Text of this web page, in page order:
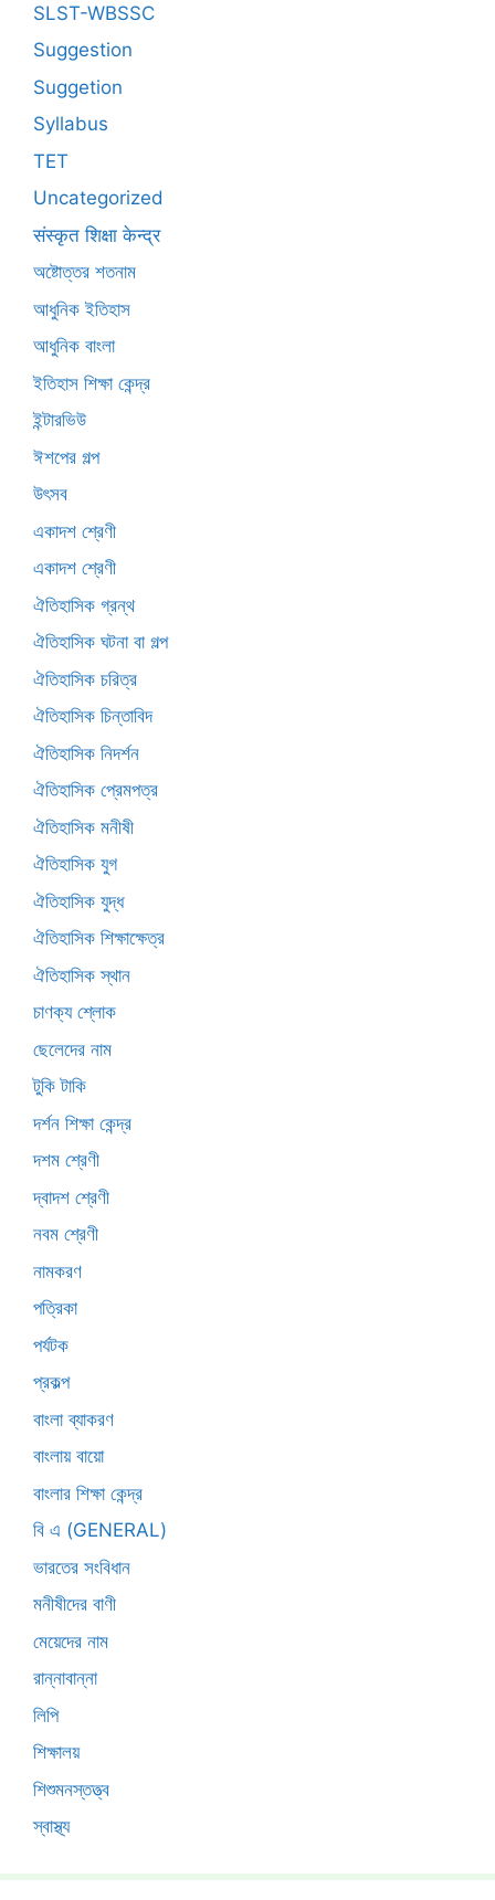
SLST-WBSSC
Suggestion
Suggetion
Syllabus
TET
Uncategorized
संस्कृत शिक्षा केन्द्र
অষ্টোত্তর শতনাম
আধুনিক ইতিহাস
আধুনিক বাংলা
ইতিহাস শিক্ষা কেন্দ্র
ইন্টারভিউ
ঈশপের গল্প
উৎসব
একাদশ শ্রেণী
একাদশ শ্রেণী
ঐতিহাসিক গ্রন্থ
ঐতিহাসিক ঘটনা বা গল্প
ঐতিহাসিক চরিত্র
ঐতিহাসিক চিন্তাবিদ
ঐতিহাসিক নিদর্শন
ঐতিহাসিক প্রেমপত্র
ঐতিহাসিক মনীষী
ঐতিহাসিক যুগ
ঐতিহাসিক যুদ্ধ
ঐতিহাসিক শিক্ষাক্ষেত্র
ঐতিহাসিক স্থান
চাণক্য শ্লোক
ছেলেদের নাম
টুকি টাকি
দর্শন শিক্ষা কেন্দ্র
দশম শ্রেণী
দ্বাদশ শ্রেণী
নবম শ্রেণী
নামকরণ
পত্রিকা
পর্যটক
প্রকল্প
বাংলা ব্যাকরণ
বাংলায় বায়ো
বাংলার শিক্ষা কেন্দ্র
বি এ (GENERAL)
ভারতের সংবিধান
মনীষীদের বাণী
মেয়েদের নাম
রান্নাবান্না
লিপি
শিক্ষালয়
শিশুমনস্তত্ত্ব
স্বাস্থ্য